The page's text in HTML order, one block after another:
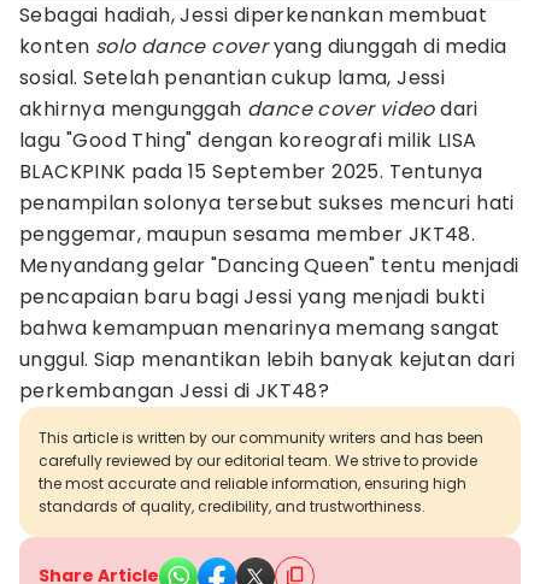
Sebagai hadiah, Jessi diperkenankan membuat
konten solo dance coveryang diunggah di media
sosial. Setelah penantian cukup lama, Jessi
akhirnya mengunggah dance cover videodari
lagu "Good Thing" dengan koreografi milik LISA
BLACKPINK pada 15 September 2025. Tentunya
penampilan solonya tersebut sukses mencuri hati
penggemar, maupun sesama member JKT48.
Menyandang gelar "Dancing Queen" tentu menjadi
pencapaian baru bagi Jessi yang menjadi bukti
bahwa kemampuan menarinya memang sangat
unggul. Siap menantikan lebih banyak kejutan dari
perkembangan Jessi di JKT48?
This article is written by our community writers and has been
carefully reviewed by our editorial team. We strive to provide
the most accurate and reliable information, ensuring high
standards of quality, credibility, and trustworthiness.
Share Article